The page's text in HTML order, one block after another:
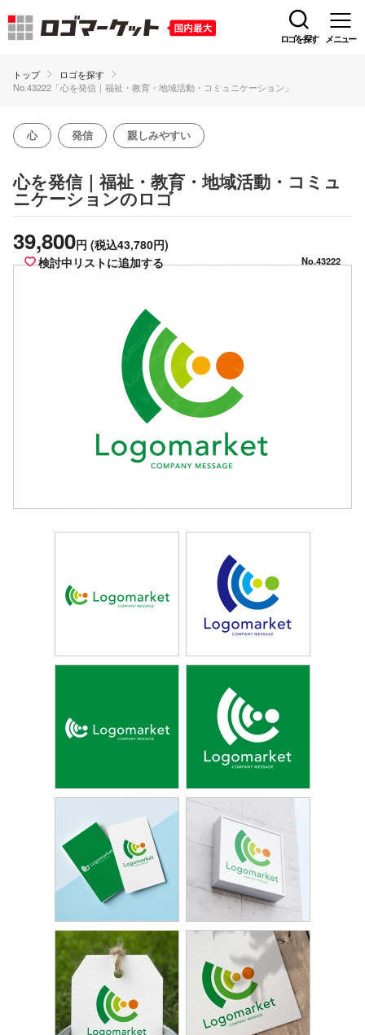
ロゴを探す メニュー
トップ
ロゴを探す
No.43222「心を発信｜福祉・教育・地域活動・コミュニケーション」
心 発信 親しみやすい
心を発信｜福祉・教育・地域活動・コミュ
ニケーションのロゴ
39,800円 (税込43,780円)
検討中リストに追加する
No.43222